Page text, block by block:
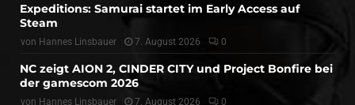
Expeditions: Samurai startet im Early Access auf
Steam
von Hannes Linsbauer 7. August 2026 0
NC zeigt AION 2, CINDER CITY und Project Bonfire bei
der gamescom 2026
von Hannes Linsbauer 7. August 2026 0